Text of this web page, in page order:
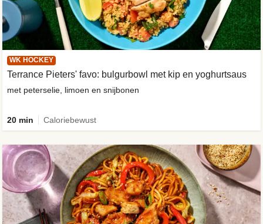
WK HOCKEY
Terrance Pieters' favo: bulgurbowl met kip en yoghurtsaus
met peterselie, limoen en snijbonen
20 min Caloriebewust